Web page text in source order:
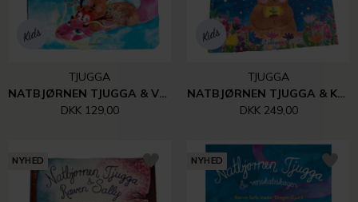
TJUGGA
NATBJØRNEN TJUGGA & VENSKABSKAGEN - PAPBOG
DKK 129,00
TJUGGA
NATBJØRNEN TJUGGA & KÆRLIGHEDSBLOMSTERNE
DKK 249,00
NYHED NYHED